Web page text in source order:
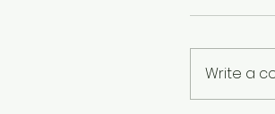
Write a